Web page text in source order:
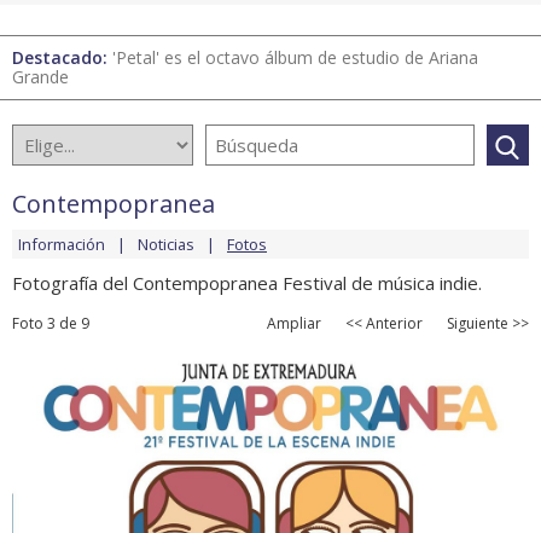
Destacado: 'Petal' es el octavo álbum de estudio de Ariana
Grande
Contempopranea
Información Noticias Fotos
Fotografía del Contempopranea Festival de música indie.
Foto 3 de 9 Ampliar << Anterior Siguiente >>